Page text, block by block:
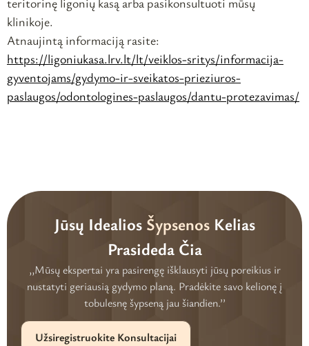
klinikoje.
Atnaujintą informaciją rasite:
https://ligoniukasa.lrv.lt/lt/veiklos-sritys/informacija-
gyventojams/gydymo-ir-sveikatos-prieziuros-
paslaugos/odontologines-paslaugos/dantu-protezavimas/
Jūsų Idealios ŠypsenosKelias
Prasideda Čia
,,Mūsų ekspertai yra pasirengę išklausyti jūsų poreikius ir
nustatyti geriausią gydymo planą. Pradėkite savo kelionę į
tobulesnę šypseną jau šiandien.’’
Užsiregistruokite Konsultacijai